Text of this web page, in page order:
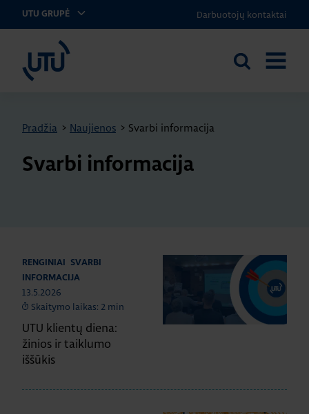
UTU GRUPĖ Darbuotojų kontaktai
UTU Lithuania
Ieškoti
Pradžia > Naujienos > Svarbi informacija
Svarbi informacija
RENGINIAI
SVARBI
INFORMACIJA
13.5.2026
Skaitymo laikas: 2 min
UTU klientų diena:
žinios ir taiklumo
iššūkis